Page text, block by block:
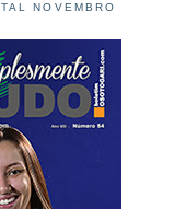
NOVEMBRO